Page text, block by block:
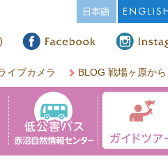
イブカメラ BLOG 戦場ヶ原か